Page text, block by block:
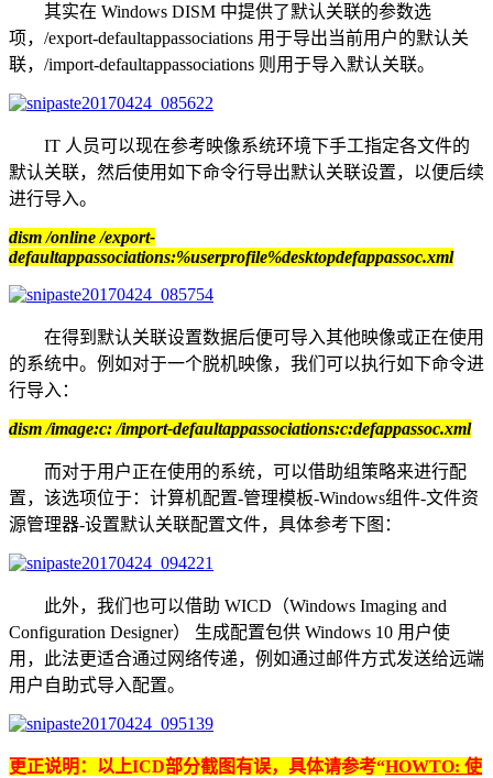
其实在 Windows DISM 中提供了默认关联的参数选
项，/export-defaultappassociations 用于导出当前用户的默认关
联，/import-defaultappassociations 则用于导入默认关联。
IT 人员可以现在参考映像系统环境下手工指定各文件的
默认关联，然后使用如下命令行导出默认关联设置，以便后续
进行导入。
dism /online /export-
defaultappassociations:%userprofile%desktopdefappassoc.xml
在得到默认关联设置数据后便可导入其他映像或正在使用
的系统中。例如对于一个脱机映像，我们可以执行如下命令进
行导入：
dism /image:c: /import-defaultappassociations:c:defappassoc.xml
而对于用户正在使用的系统，可以借助组策略来进行配
置，该选项位于：计算机配置-管理模板-Windows组件-文件资
源管理器-设置默认关联配置文件，具体参考下图：
此外，我们也可以借助 WICD（Windows Imaging and
Configuration Designer） 生成配置包供 Windows 10 用户使
用，此法更适合通过网络传递，例如通过邮件方式发送给远端
用户自助式导入配置。
更正说明：以上ICD部分截图有误，具体请参考“HOWTO: 使